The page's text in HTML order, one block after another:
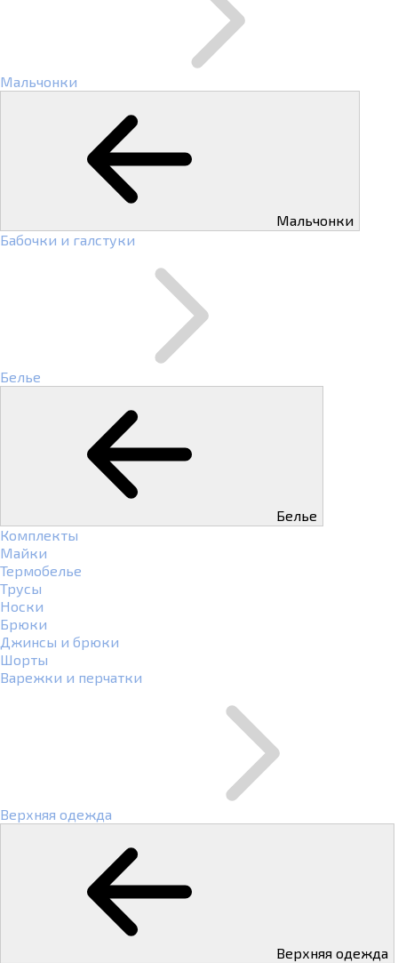
Мальчонки
Мальчонки
Бабочки и галстуки
Белье
Белье
Комплекты
Майки
Термобелье
Трусы
Носки
Брюки
Джинсы и брюки
Шорты
Варежки и перчатки
Верхняя одежда
Верхняя одежда